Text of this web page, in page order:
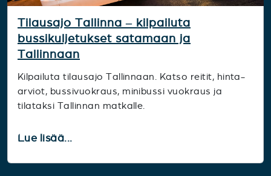
Tilausajo Tallinna – kilpailuta
bussikuljetukset satamaan ja
Tallinnaan
Kilpailuta tilausajo Tallinnaan. Katso reitit, hinta-
arviot, bussivuokraus, minibussi vuokraus ja
tilataksi Tallinnan matkalle.
Lue lisää...